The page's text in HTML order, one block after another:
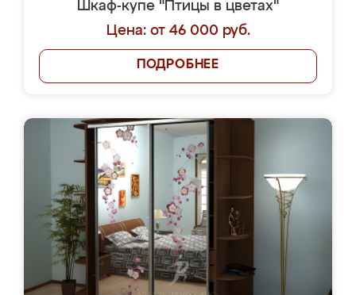
Шкаф-купе "Птицы в цветах"
Цена: от 46 000 руб.
ПОДРОБНЕЕ